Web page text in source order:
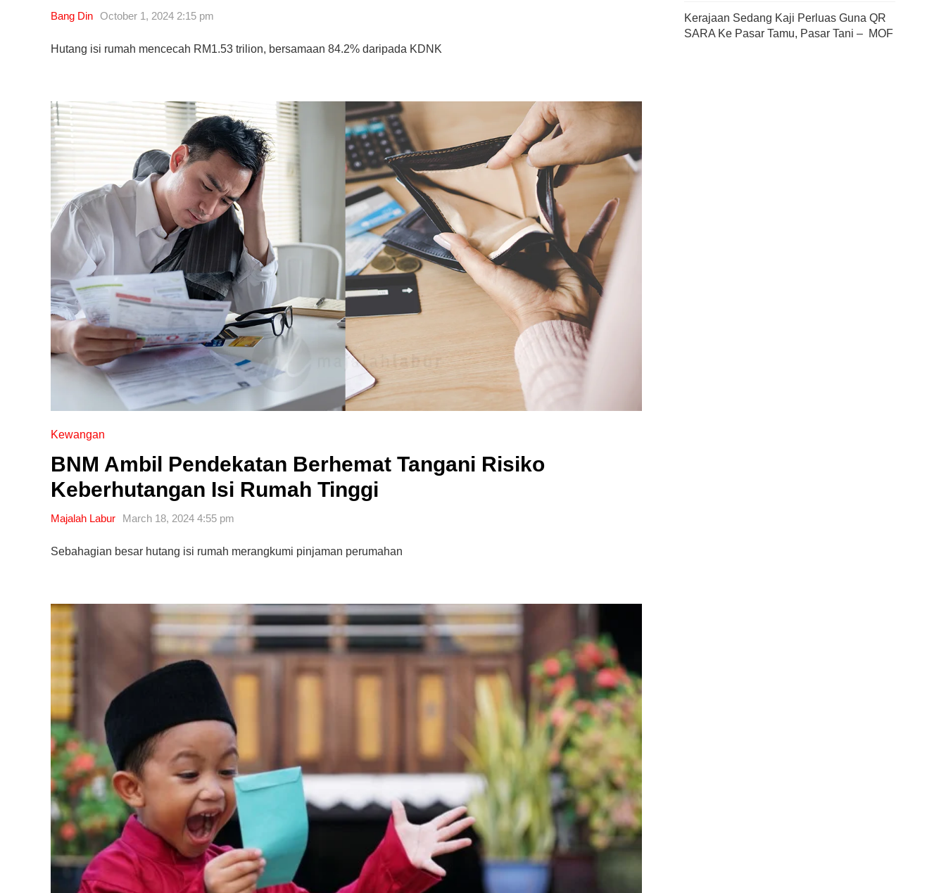
Bang Din October 1, 2024 2:15 pm
Hutang isi rumah mencecah RM1.53 trilion, bersamaan 84.2% daripada KDNK
Kewangan
BNM Ambil Pendekatan Berhemat Tangani Risiko
Keberhutangan Isi Rumah Tinggi
Majalah Labur March 18, 2024 4:55 pm
Sebahagian besar hutang isi rumah merangkumi pinjaman perumahan
Kerajaan Sedang Kaji Perluas Guna QR
SARA Ke Pasar Tamu, Pasar Tani – MOF
Editor Picks
Ini 15 Panduan Beginner
Perlu Tahu Tentang Pelaburan
Saham di Bursa Malaysia
Cara Buka Akaun Saham
(CDS) Maybank
Telefon Seorang Pelabur
Saham
Tertinggi Di Bursa Malaysia
(2018)